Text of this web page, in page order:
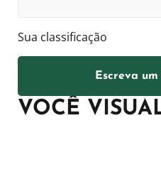
Sua classificação
Escreva
VOCÊ